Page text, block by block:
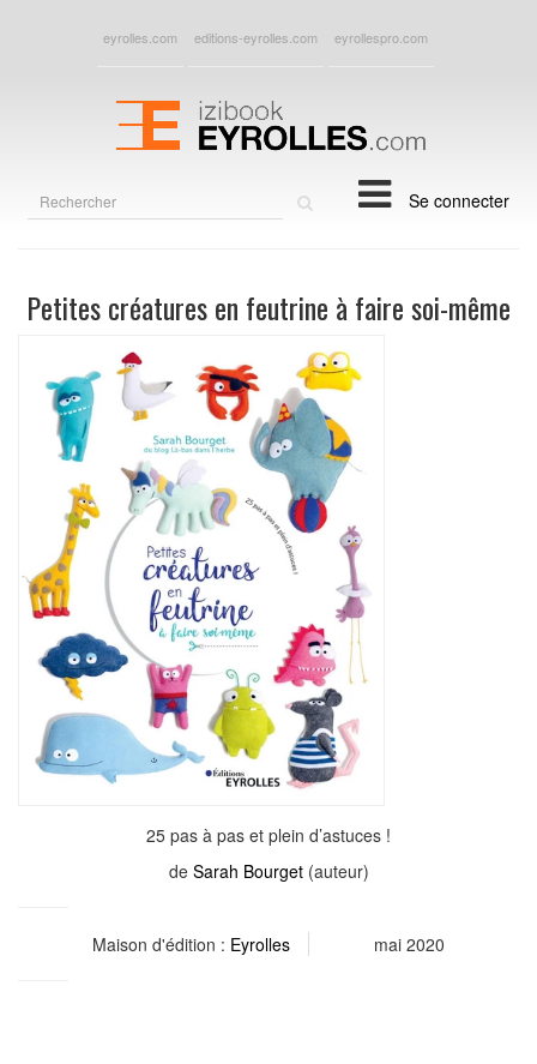
eyrolles.com editions-eyrolles.com eyrollespro.com
Se connecter
Petites créatures en feutrine à faire soi-même
25 pas à pas et plein d’astuces !
de Sarah Bourget(auteur)
Maison d'édition : Eyrolles mai 2020